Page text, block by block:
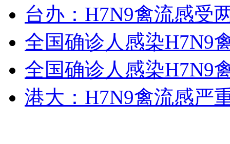
外交部：反对强权政治霸凌主义
外交部：有关国家言论片面不公正
安徽一实载49人客车翻车
台办：H7N9禽流感受
全国确诊人感染H7N9
全国确诊人感染H7N9
港大：H7N9禽流感严